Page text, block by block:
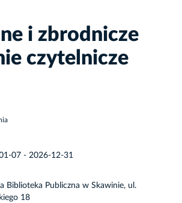
i zbrodnicze
czytelnicze
07 - 2026-12-31
Biblioteka Publiczna w Skawinie, ul.
18